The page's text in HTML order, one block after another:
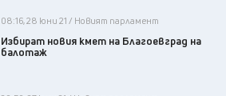
08:16, 28 юни 21 / Новият парламент
Избират новия кмет на Благоевград на
балотаж